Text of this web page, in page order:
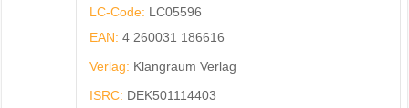
LC-Code: LC05596
EAN: 4 260031 186616
Verlag: Klangraum Verlag
ISRC: DEK501114403